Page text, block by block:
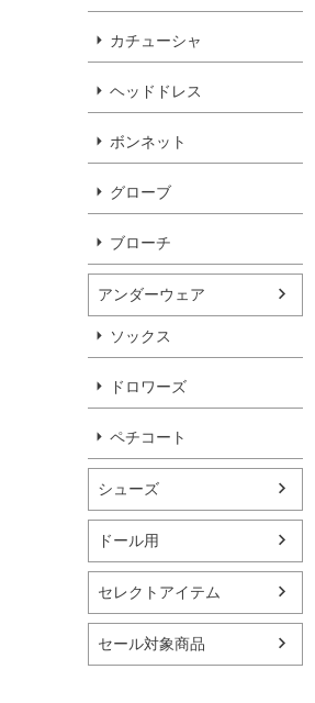
カチューシャ
ヘッドドレス
ボンネット
グローブ
ブローチ
アンダーウェア
ソックス
ドロワーズ
ペチコート
シューズ
ドール用
セレクトアイテム
セール対象商品